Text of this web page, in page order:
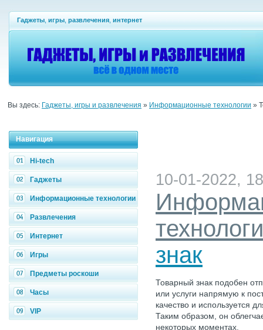
Гаджеты игры развлечения интернет
Вы здесь: Гаджеты, игры и развлечения » Информационные технологии »
Навигация
Hi-tech
Гаджеты
Информационные технологии
Развлечения
Интернет
Игры
Предметы роскоши
Часы
VIP
10-01-2022,
знак
Товарный знак подобен
или услуги напрямую к
качество и используется
Таким образом, он
некоторых моментах.